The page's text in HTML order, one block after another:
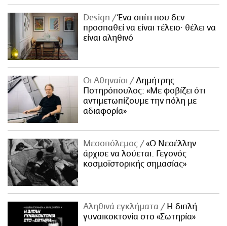
Design
Ένα σπίτι που δεν
προσπαθεί να είναι τέλειο· θέλει να
είναι αληθινό
Οι Αθηναίοι
Δημήτρης
Ποτηρόπουλος: «Με φοβίζει ότι
αντιμετωπίζουμε την πόλη με
αδιαφορία»
Μεσοπόλεμος
«Ο Νεοέλλην
άρχισε να λούεται. Γεγονός
κοσμοϊστορικής σημασίας»
Αληθινά εγκλήματα
Η διπλή
γυναικοκτονία στο «Σωτηρία»